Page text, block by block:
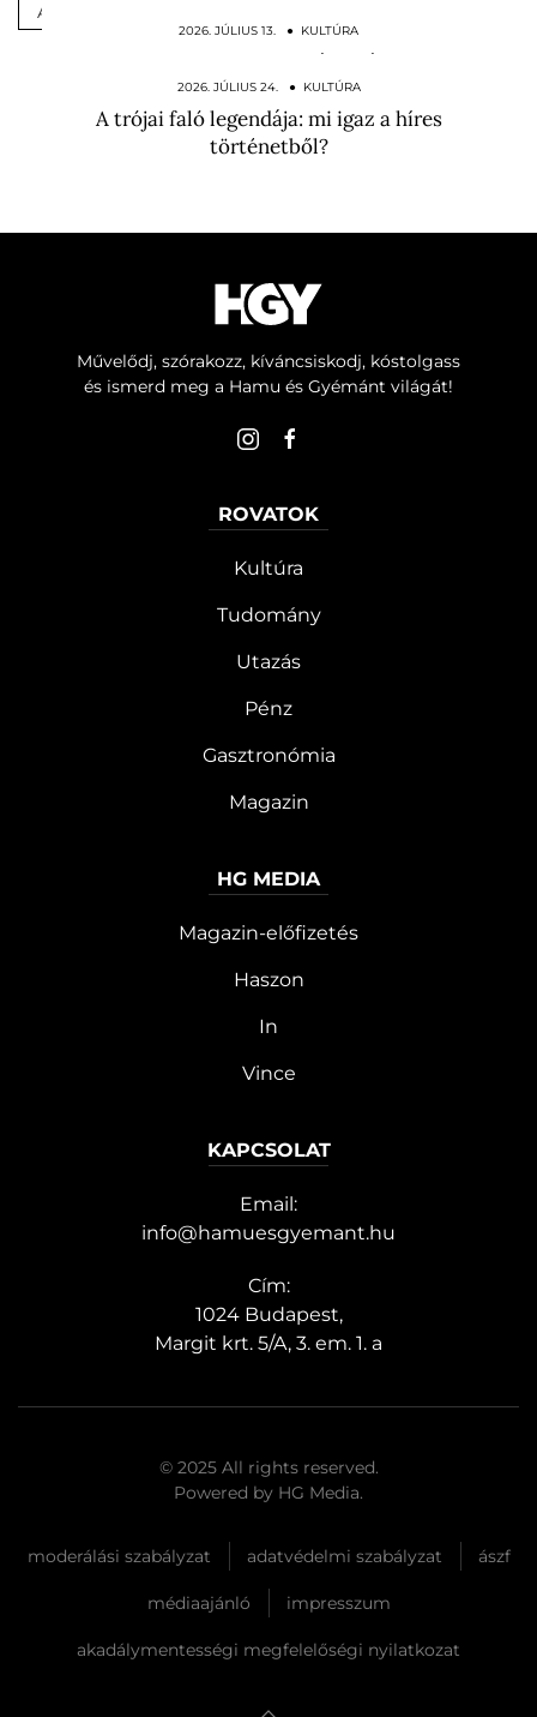
ADVENTI NAPTÁR
2026. JÚLIUS 13. ● KULTÚRA
VIII. Henrik különleges halált szánt Boleyn
Annának
2026. JÚLIUS 24. ● KULTÚRA
A trójai faló legendája: mi igaz a híres
történetből?
Művelődj, szórakozz, kíváncsiskodj, kóstolgass
és ismerd meg a Hamu és Gyémánt világát!
ROVATOK
Kultúra
Tudomány
Utazás
Pénz
Gasztronómia
Magazin
HG MEDIA
Magazin-előfizetés
Haszon
In
Vince
KAPCSOLAT
Email:
info@hamuesgyemant.hu
Cím:
1024 Budapest,
Margit krt. 5/A, 3. em. 1. a
© 2025 All rights reserved.
Powered by HG Media.
moderálási szabályzat adatvédelmi szabályzat ászf
médiaajánló impresszum
akadálymentességi megfelelőségi nyilatkozat